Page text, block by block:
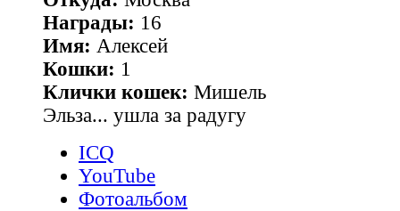
Награды: 16
Имя: Алексей
Кошки: 1
Клички кошек: Мишель
Эльза... ушла за радугу
ICQ
YouTube
Фотоальбом